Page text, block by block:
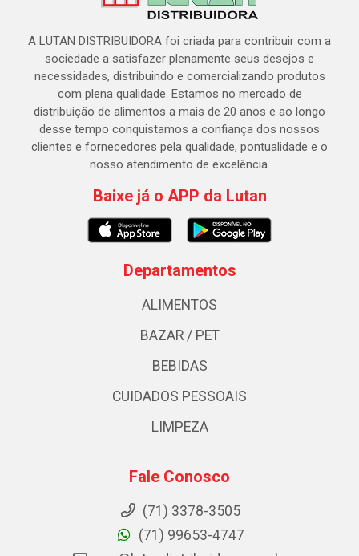
A LUTAN DISTRIBUIDORA foi criada para contribuir com a
sociedade a satisfazer plenamente seus desejos e
necessidades, distribuindo e comercializando produtos
com plena qualidade. Estamos no mercado de
distribuição de alimentos a mais de 20 anos e ao longo
desse tempo conquistamos a confiança dos nossos
clientes e fornecedores pela qualidade, pontualidade e o
nosso atendimento de excelência.
Baixe já o APP da Lutan
Departamentos
ALIMENTOS
BAZAR / PET
BEBIDAS
CUIDADOS PESSOAIS
LIMPEZA
Fale Conosco
(71) 3378-3505
(71) 99653-4747